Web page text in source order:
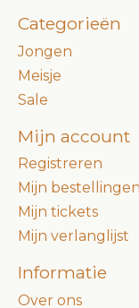
Categorieën
Jongen
Meisje
Sale
Mijn account
Registreren
Mijn bestellingen
Mijn tickets
Mijn verlanglijst
Informatie
Over ons